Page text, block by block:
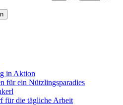
in Aktion
für ein Nützlingsparadies
für die tägliche Arbeit